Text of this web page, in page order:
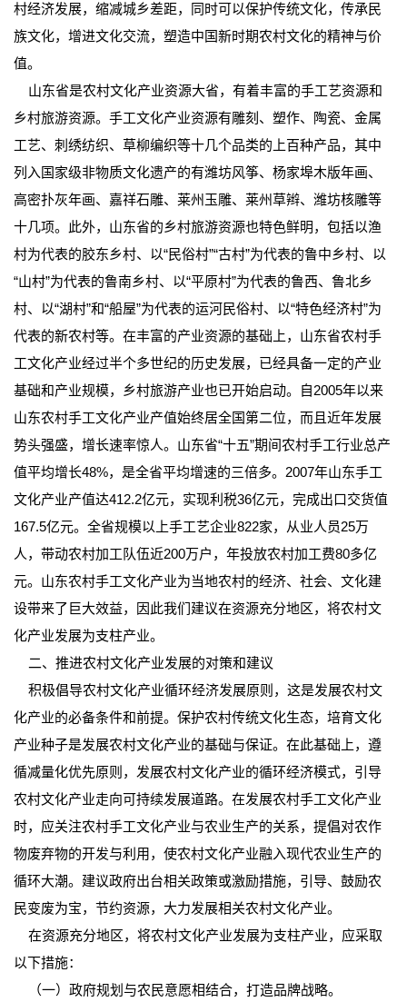
村经济发展，缩减城乡差距，同时可以保护传统文化，传承民
族文化，增进文化交流，塑造中国新时期农村文化的精神与价
值。
山东省是农村文化产业资源大省，有着丰富的手工艺资源和
乡村旅游资源。手工文化产业资源有雕刻、塑作、陶瓷、金属
工艺、刺绣纺织、草柳编织等十几个品类的上百种产品，其中
列入国家级非物质文化遗产的有潍坊风筝、杨家埠木版年画、
高密扑灰年画、嘉祥石雕、莱州玉雕、莱州草辫、潍坊核雕等
十几项。此外，山东省的乡村旅游资源也特色鲜明，包括以渔
村为代表的胶东乡村、以“民俗村”“古村”为代表的鲁中乡村、以
“山村”为代表的鲁南乡村、以“平原村”为代表的鲁西、鲁北乡
村、以“湖村”和“船屋”为代表的运河民俗村、以“特色经济村”为
代表的新农村等。在丰富的产业资源的基础上，山东省农村手
工文化产业经过半个多世纪的历史发展，已经具备一定的产业
基础和产业规模，乡村旅游产业也已开始启动。自2005年以来
山东农村手工文化产业产值始终居全国第二位，而且近年发展
势头强盛，增长速率惊人。山东省“十五”期间农村手工行业总产
值平均增长48%，是全省平均增速的三倍多。2007年山东手工
文化产业产值达412.2亿元，实现利税36亿元，完成出口交货值
167.5亿元。全省规模以上手工艺企业822家，从业人员25万
人，带动农村加工队伍近200万户，年投放农村加工费80多亿
元。山东农村手工文化产业为当地农村的经济、社会、文化建
设带来了巨大效益，因此我们建议在资源充分地区，将农村文
化产业发展为支柱产业。
二、推进农村文化产业发展的对策和建议
积极倡导农村文化产业循环经济发展原则，这是发展农村文
化产业的必备条件和前提。保护农村传统文化生态，培育文化
产业种子是发展农村文化产业的基础与保证。在此基础上，遵
循减量化优先原则，发展农村文化产业的循环经济模式，引导
农村文化产业走向可持续发展道路。在发展农村手工文化产业
时，应关注农村手工文化产业与农业生产的关系，提倡对农作
物废弃物的开发与利用，使农村文化产业融入现代农业生产的
循环大潮。建议政府出台相关政策或激励措施，引导、鼓励农
民变废为宝，节约资源，大力发展相关农村文化产业。
在资源充分地区，将农村文化产业发展为支柱产业，应采取
以下措施：
（一）政府规划与农民意愿相结合，打造品牌战略。